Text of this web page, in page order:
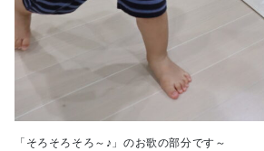
「そろそろそろ～♪」のお歌の部分です～